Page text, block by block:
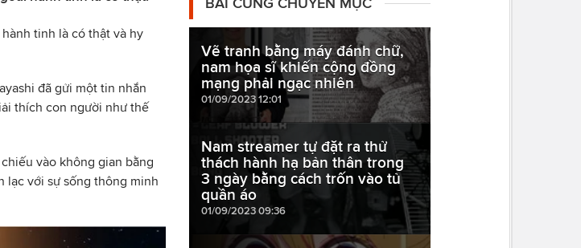
tinh là có thật và hy
đã gửi một tin nhắn
thích con người như thế
vào không gian bằng
lạc với sự sống thông minh
Vẽ tranh bằng máy đánh chữ,
nam họa sĩ khiến cộng đồng
mạng phải ngạc nhiên
01/09/2023 12:01
Nam streamer tự đặt ra thử
thách hành hạ bản thân trong
3 ngày bằng cách trốn vào tủ
quần áo
01/09/2023 09:36